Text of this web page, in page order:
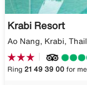
Krabi Resort
Ao Nang, Krabi,
Ring 21 49 39 00 for